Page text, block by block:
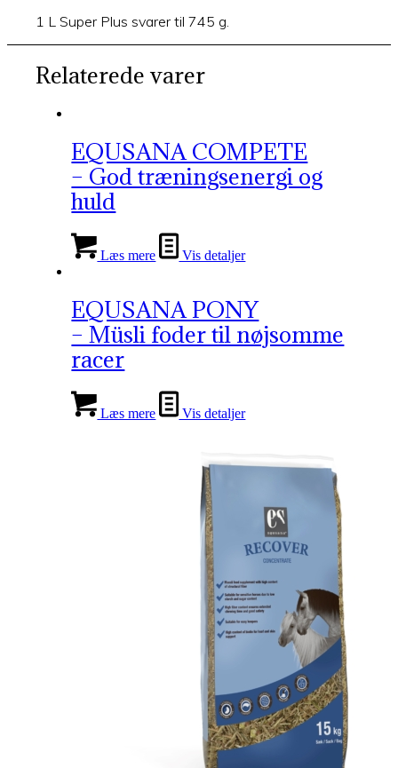
1 L Super Plus svarer til 745 g.
Relaterede varer
EQUSANA COMPETE
– God træningsenergi og
huld
Læs mere Vis detaljer
EQUSANA PONY
– Müsli foder til nøjsomme
racer
Læs mere Vis detaljer